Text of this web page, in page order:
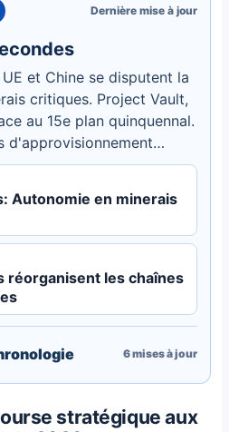
Dernière mise à jour
et Chine se disputent la
critiques. Project Vault,
au 15e plan quinquennal.
d'approvisionnement
énergétique.
Autonomie en minerais
réorganisent les chaînes
6mises à jour
stratégique aux